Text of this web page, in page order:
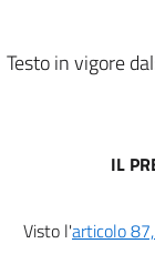
7
Testo in vigore
IL
Visto l'articolo